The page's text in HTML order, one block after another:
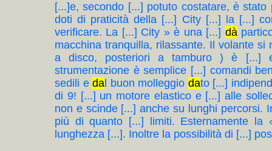
[...]e, secondo [...] potuto costatare, è
doti di praticità della [...] City [...] la [...]
verificare. La [...] City » è una [...] dà
macchina tranquilla, rilassante. Il volante
a disco, posteriori a tamburo ) è [...]
strumentazione è semplice [...] comandi
sedili e da l buon molleggio dato [...]
di 9! [...] un motore elastico e [...] alle
non e scinde [...] anche su lunghi percorsi.
più di quanto [...] limiti. Esternamente
lunghezza [...]. Inoltre la possibilità di [...]